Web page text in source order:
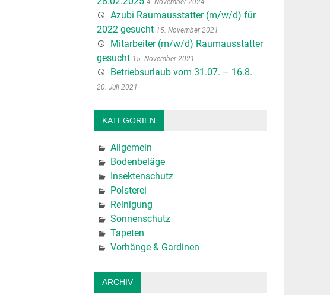
Azubi Raumausstatter (m/w/d) für
2022 gesucht 15. November 2021
Mitarbeiter (m/w/d) Raumausstatter
gesucht 15. November 2021
Betriebsurlaub vom 31.07. – 16.8.
20. Juli 2021
KATEGORIEN
Allgemein
Bodenbeläge
Insektenschutz
Polsterei
Reinigung
Sonnenschutz
Tapeten
Vorhänge & Gardinen
ARCHIV